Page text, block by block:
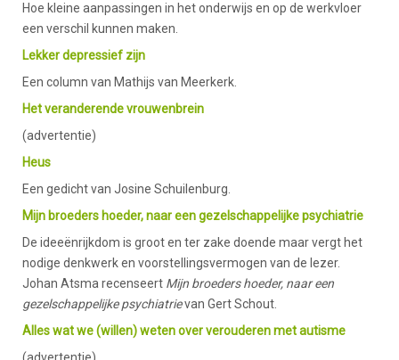
Hoe kleine aanpassingen in het onderwijs en op de werkvloer
een verschil kunnen maken.
Lekker depressief zijn
Een column van Mathijs van Meerkerk.
Het veranderende vrouwenbrein
(advertentie)
Heus
Een gedicht van Josine Schuilenburg.
Mijn broeders hoeder, naar een gezelschappelijke psychiatrie
De ideeënrijkdom is groot en ter zake doende maar vergt het
nodige denkwerk en voorstellingsvermogen van de lezer.
Johan Atsma recenseert Mijn broeders hoeder, naar een
gezelschappelijke psychiatrievan Gert Schout.
Alles wat we (willen) weten over verouderen met autisme